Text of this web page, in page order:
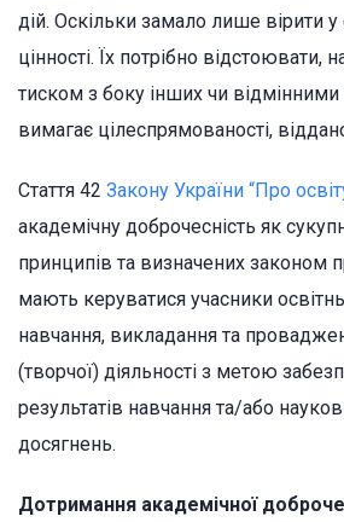
дій. Оскільки замало лише вірити
цінності. Їх потрібно відстоювати,
тиском з боку інших чи
вимагає цілеспрямованості,
Стаття 42 Закону України “Про
академічну доброчесність як
принципів та визначених законом
мають керуватися учасники
навчання, викладання та
(творчої) діяльності з метою
результатів навчання та/або
досягнень.
Дотримання академічної